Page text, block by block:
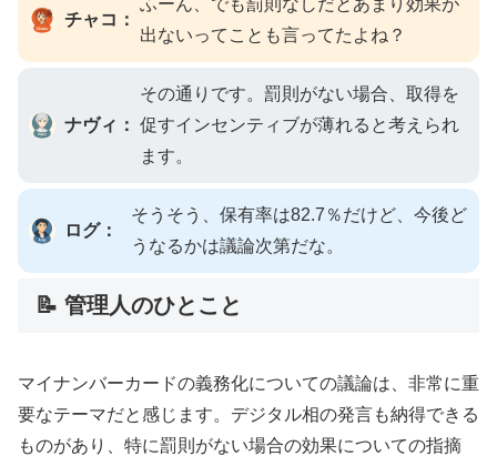
チャコ：
出ないってことも言ってたよね？
ナヴィ：
その通りです。罰則がない場合、取得を
促すインセンティブが薄れると考えられ
ます。
ログ：
そうそう、保有率は82.7％だけど、今後ど
うなるかは議論次第だな。
📝 管理人のひとこと
マイナンバーカードの義務化についての議論は、非常に重
要なテーマだと感じます。デジタル相の発言も納得できる
ものがあり、特に罰則がない場合の効果についての指摘